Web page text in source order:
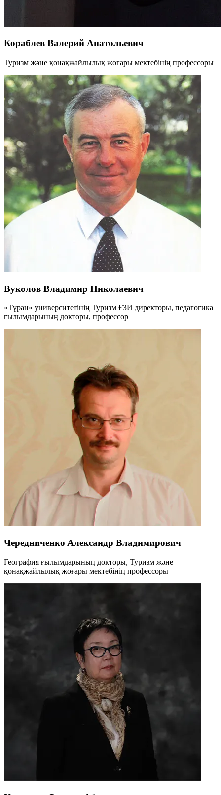
Кораблев Валерий Анатольевич
Туризм және қонақжайлылық жоғары мектебінің профессоры
Вуколов Владимир Николаевич
«Тұран» университетінің Туризм ҒЗИ директоры, педагогика
ғылымдарының докторы, профессор
Чередниченкo Aлексaндр Владимирович
География ғылымдарының докторы, Туризм және
қонақжайлылық жоғары мектебінің профессоры